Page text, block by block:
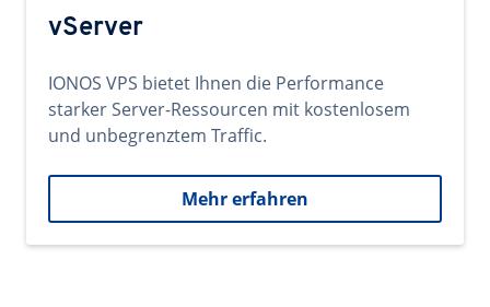
vServer
IONOS VPS bietet Ihnen die Performance
starker Server-Ressourcen mit kostenlosem
und unbegrenztem Traffic.
Mehr erfahren